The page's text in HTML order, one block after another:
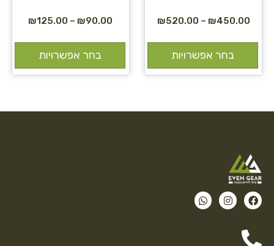
₪450.00
–
₪520.00
בחר אפשרויות
₪90.00
–
₪125.00
בחר אפשרויות